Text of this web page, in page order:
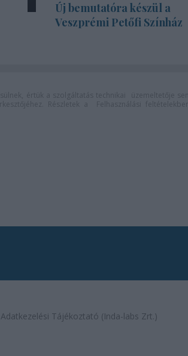
Új bemutatóra készül a
Veszprémi Petőfi Színház
Adatkezelési Tájékoztató (Inda-labs Zrt.)